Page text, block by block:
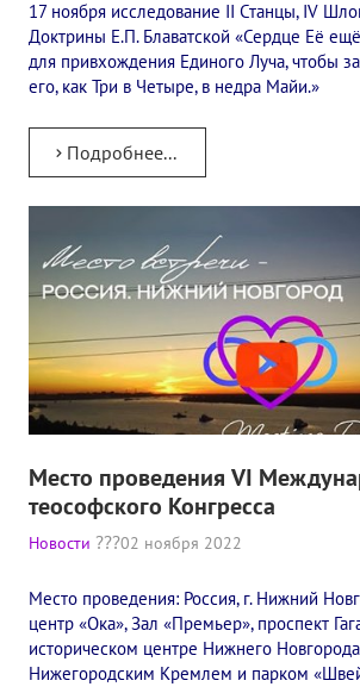
Памятник Е.П. Блаватской
Олимпиада культуры под Знаменем
МЕЖДУНАРОДНЫЙ ЦЕНТР ТЕОСОФИИ
ШКОЛА ТЕОСОФИИ
О школе Теософии
Открытая школа теософии
Фотоматериалы
Видео
ГОВОРЯТ ТЕОСОФЫ. Рубрика «Вопрос-
Книги
Семинары
Плейлист "«Тайная Доктрина» Класс
Плейлист "Выпуски рубрики
17 ноября исследование II Станцы, IV
Доктрины Е.П. Блаватской «Сердце Её
для привхождения Единого Луча, чтобы
его, как Три в Четыре, в недра Майи.»
Подробнее...
Место проведения VI
теософского Конгресса
Новости 02 ноября 2022
Место проведения: Россия, г. Нижний
центр «Ока», Зал «Премьер», проспект
историческом центре Нижнего
Нижегородским Кремлем и парком